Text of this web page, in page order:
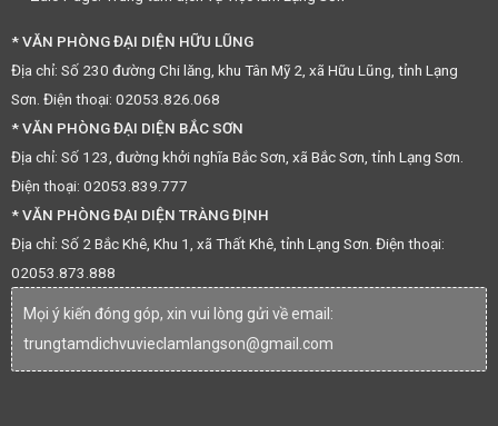
* VĂN PHÒNG ĐẠI DIỆN HỮU LŨNG
Địa chỉ: Số 230 đường Chi lăng, khu Tân Mỹ 2, xã Hữu Lũng, tỉnh Lạng
Sơn. Điện thoại: 02053.826.068
* VĂN PHÒNG ĐẠI DIỆN BẮC SƠN
Địa chỉ: Số 123, đường khởi nghĩa Bắc Sơn, xã Bắc Sơn, tỉnh Lạng Sơn.
Điện thoại: 02053.839.777
* VĂN PHÒNG ĐẠI DIỆN TRÀNG ĐỊNH
Địa chỉ: Số 2 Bắc Khê, Khu 1, xã Thất Khê, tỉnh Lạng Sơn. Điện thoại:
02053.873.888
Mọi ý kiến đóng góp, xin vui lòng gửi về email:
trungtamdichvuvieclamlangson@gmail.com